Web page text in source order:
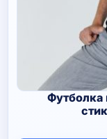
Футболка